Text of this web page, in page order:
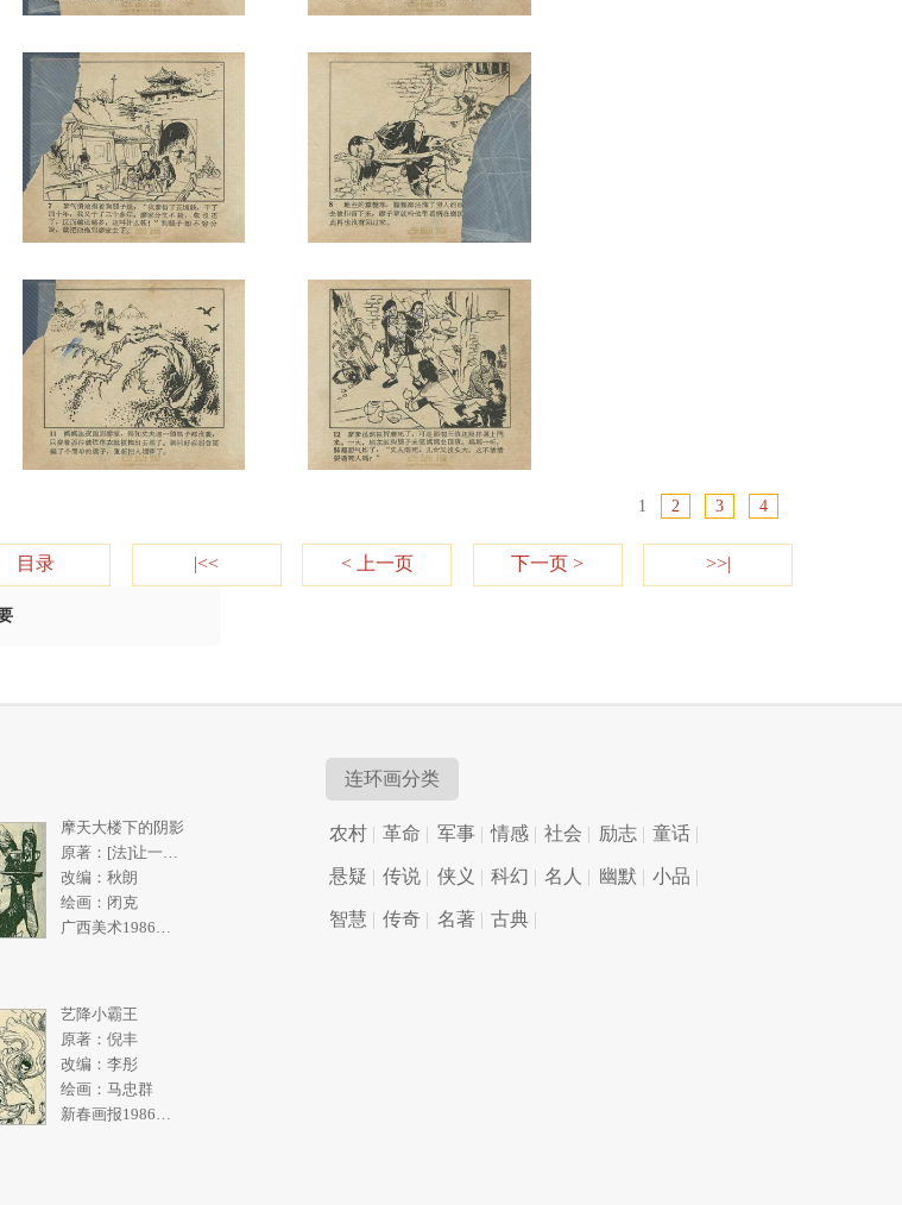
1 2 3 4
目录 |<< < 上一页 下一页 > >>|
摩天大楼下的阴影
改编：秋朗
绘画：闭克
艺降小霸王
原著：倪丰
改编：李彤
绘画：马忠群
连环画分类
农村 革命 军事 情感 社会 励志 童话
悬疑 传说 侠义 科幻 名人 幽默 小品
智慧 传奇 名著 古典